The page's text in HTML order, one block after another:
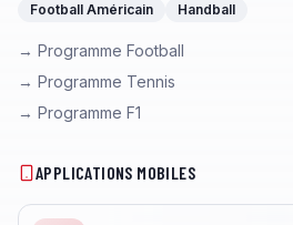
Football Américain
Handball
→ Programme Football
→ Programme Tennis
→ Programme F1
APPLICATIONS MOBILES